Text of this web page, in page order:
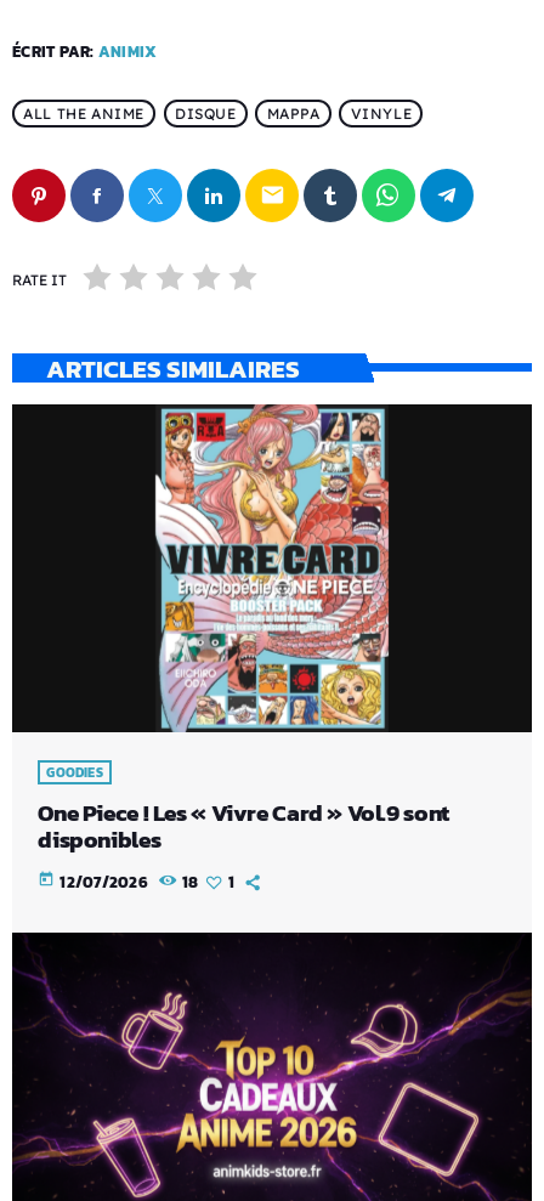
ÉCRIT PAR: ANIMIX
ALL THE ANIME DISQUE MAPPA VINYLE
email
RATE IT
ARTICLES SIMILAIRES
GOODIES
One Piece ! Les « Vivre Card » Vol.9 sont
disponibles
today 12/07/2026 18 1